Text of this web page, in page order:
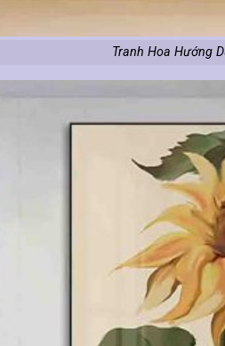
Tranh Hoa Hướng